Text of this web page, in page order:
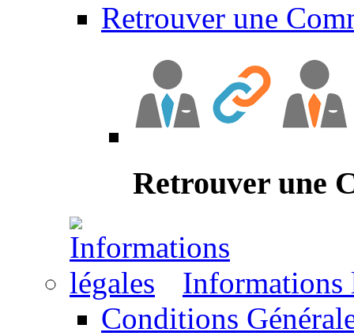
Retrouver une
Retrouver une
Informations
Conditions